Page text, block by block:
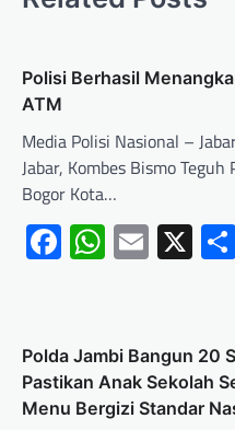
Polisi Berhasil
ATM
Media Polisi Nasional –
Jabar, Kombes Bismo
Bogor Kota…
Facebook
WhatsApp
Email
X
Polda Jambi Bangun 20
Pastikan Anak Sekolah
Menu Bergizi Standar